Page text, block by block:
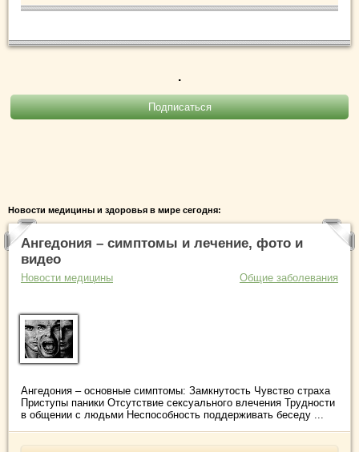
.
Новости медицины и здоровья в мире сегодня:
Ангедония – симптомы и лечение, фото и
видео
Новости медицины Общие заболевания
Ангедония – основные симптомы: Замкнутость Чувство страха
Приступы паники Отсутствие сексуального влечения Трудности
в общении с людьми Неспособность поддерживать беседу ...